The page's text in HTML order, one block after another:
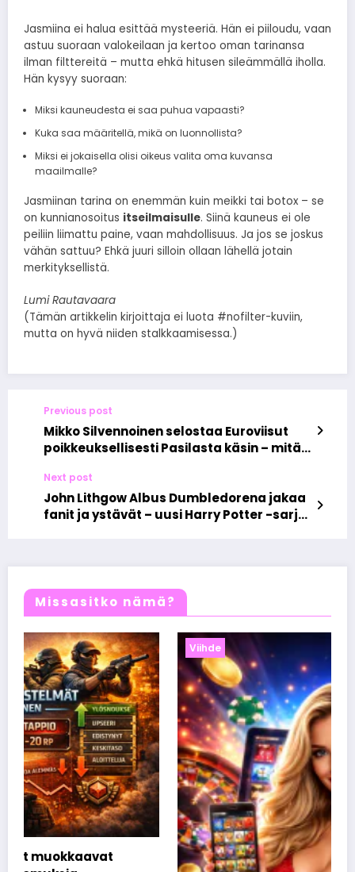
Jasmiina ei halua esittää mysteeriä. Hän ei piiloudu, vaan
astuu suoraan valokeilaan ja kertoo oman tarinansa
ilman filttereitä – mutta ehkä hitusen sileämmällä iholla.
Hän kysyy suoraan:
Miksi kauneudesta ei saa puhua vapaasti?
Kuka saa määritellä, mikä on luonnollista?
Miksi ei jokaisella olisi oikeus valita oma kuvansa
maailmalle?
Jasmiinan tarina on enemmän kuin meikki tai botox – se
on kunnianosoitus itseilmaisulle. Siinä kauneus ei ole
peiliin liimattu paine, vaan mahdollisuus. Ja jos se joskus
vähän sattuu? Ehkä juuri silloin ollaan lähellä jotain
merkityksellistä.
Lumi Rautavaara
(Tämän artikkelin kirjoittaja ei luota #nofilter-kuviin,
mutta on hyvä niiden stalkkaamisessa.)
Previous post
Mikko Silvennoinen selostaa Euroviisut
poikkeuksellisesti Pasilasta käsin – mitä
Next post
John Lithgow Albus Dumbledorena jakaa
fanit ja ystävät – uusi Harry Potter -sarja
Missasitko nämä?
Viihde